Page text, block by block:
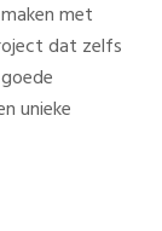
met
dat zelfs
unieke